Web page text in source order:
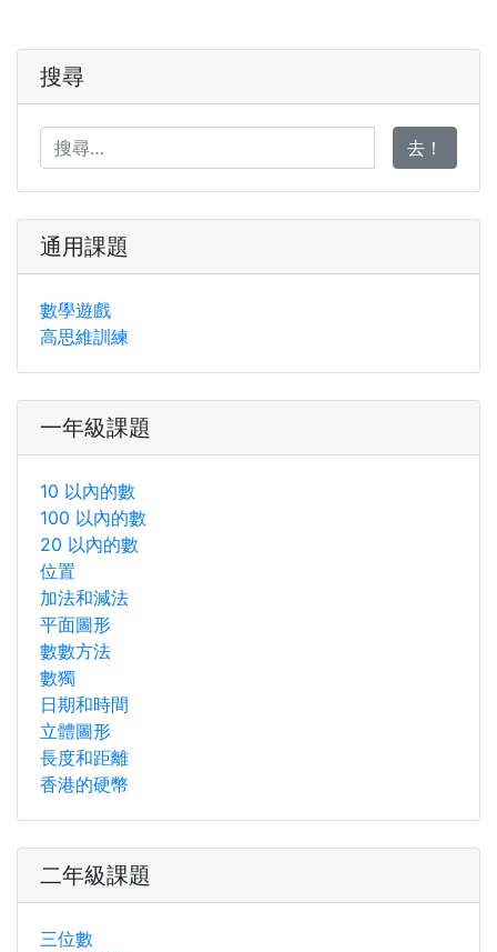
搜尋
去！
通用課題
數學遊戲
高思維訓練
一年級課題
10 以內的數
100 以內的數
20 以內的數
位置
加法和減法
平面圖形
數數方法
數獨
日期和時間
立體圖形
長度和距離
香港的硬幣
二年級課題
三位數